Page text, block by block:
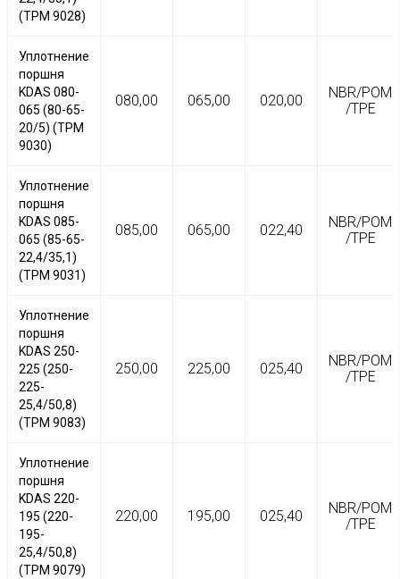
(TPM 9028)
Уплотнение
поршня
KDAS 080-
065 (80-65-
20/5) (TPM
9030)
080,00 065,00 020,00
NBR/POM
/TPE
Уплотнение
поршня
KDAS 085-
065 (85-65-
22,4/35,1)
(TPM 9031)
085,00 065,00 022,40
NBR/POM
/TPE
Уплотнение
поршня
KDAS 250-
225 (250-
225-
25,4/50,8)
(TPM 9083)
250,00 225,00 025,40
NBR/POM
/TPE
Уплотнение
поршня
KDAS 220-
195 (220-
195-
25,4/50,8)
(TPM 9079)
220,00 195,00 025,40
NBR/POM
/TPE